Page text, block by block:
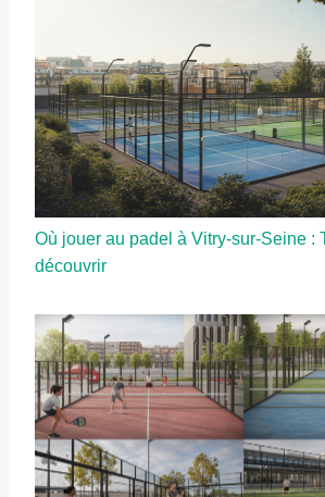
Où jouer au padel à Vitry-sur-Seine :
découvrir